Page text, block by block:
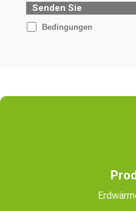
Senden Sie
Bedingungen